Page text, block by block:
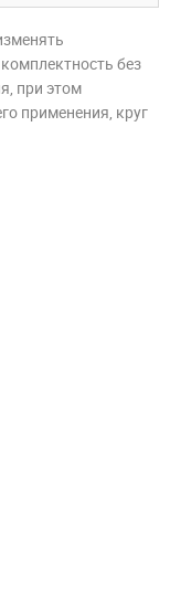
без
при этом
применения, круг